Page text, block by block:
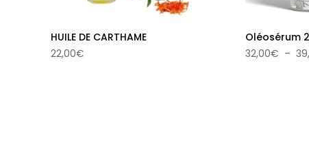
HUILE DE CARTHAME
22,00€
Oléosérum
32,00€ –